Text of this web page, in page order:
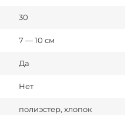
30
7 — 10 см
Да
Нет
полиэстер, хлопок